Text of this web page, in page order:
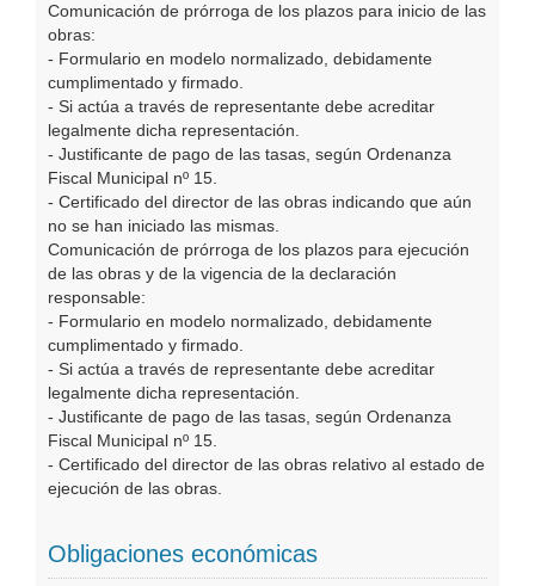
Comunicación de prórroga de los plazos para inicio de las
obras:
- Formulario en modelo normalizado, debidamente
cumplimentado y firmado.
- Si actúa a través de representante debe acreditar
legalmente dicha representación.
- Justificante de pago de las tasas, según Ordenanza
Fiscal Municipal nº 15.
- Certificado del director de las obras indicando que aún
no se han iniciado las mismas.
Comunicación de prórroga de los plazos para ejecución
de las obras y de la vigencia de la declaración
responsable:
- Formulario en modelo normalizado, debidamente
cumplimentado y firmado.
- Si actúa a través de representante debe acreditar
legalmente dicha representación.
- Justificante de pago de las tasas, según Ordenanza
Fiscal Municipal nº 15.
- Certificado del director de las obras relativo al estado de
ejecución de las obras.
Obligaciones económicas